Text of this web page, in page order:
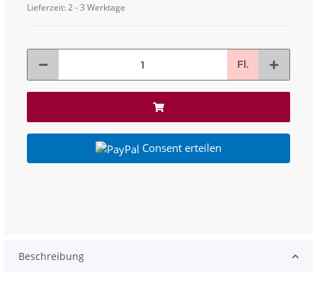
Lieferzeit:2 - 3 Werktage
Fl.
Consent erteilen
Beschreibung